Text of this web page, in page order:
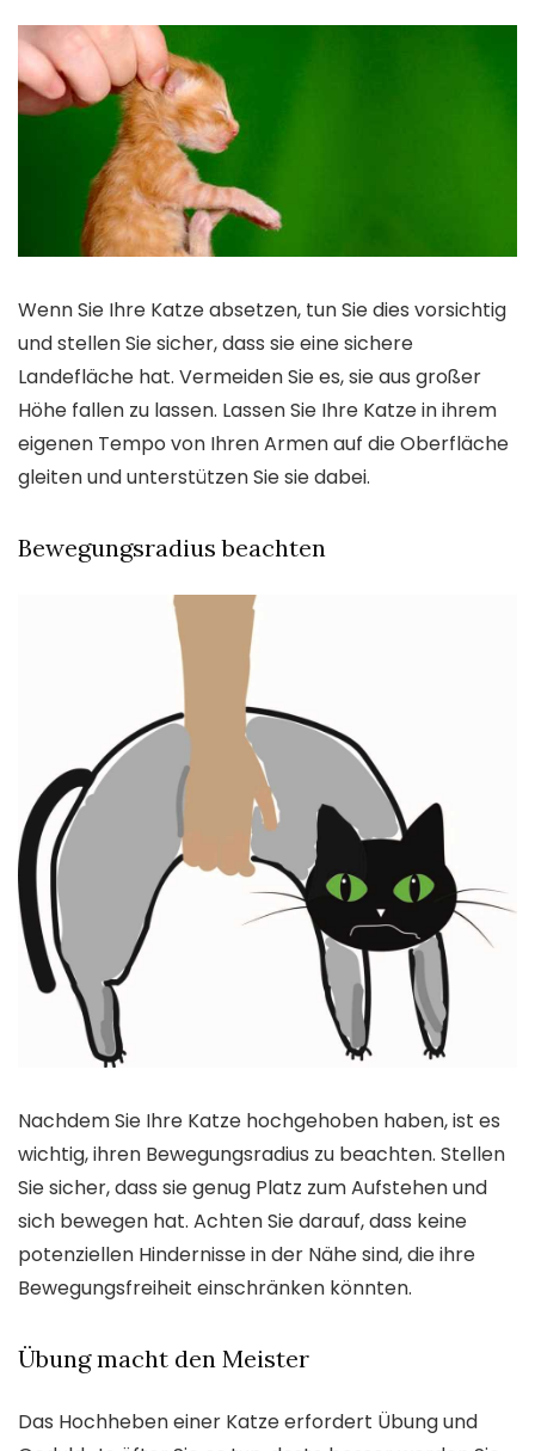
Wenn Sie Ihre Katze absetzen, tun Sie dies vorsichtig
und stellen Sie sicher, dass sie eine sichere
Landefläche hat. Vermeiden Sie es, sie aus großer
Höhe fallen zu lassen. Lassen Sie Ihre Katze in ihrem
eigenen Tempo von Ihren Armen auf die Oberfläche
gleiten und unterstützen Sie sie dabei.
Bewegungsradius beachten
Nachdem Sie Ihre Katze hochgehoben haben, ist es
wichtig, ihren Bewegungsradius zu beachten. Stellen
Sie sicher, dass sie genug Platz zum Aufstehen und
sich bewegen hat. Achten Sie darauf, dass keine
potenziellen Hindernisse in der Nähe sind, die ihre
Bewegungsfreiheit einschränken könnten.
Übung macht den Meister
Das Hochheben einer Katze erfordert Übung und